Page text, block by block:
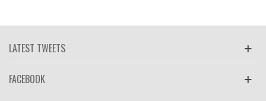
LATEST TWEETS
FACEBOOK